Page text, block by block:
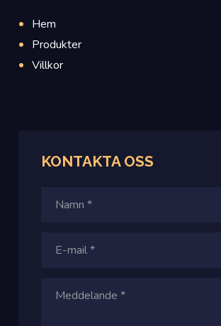
Hem
Produkter
Villkor
KONTAKTA OSS